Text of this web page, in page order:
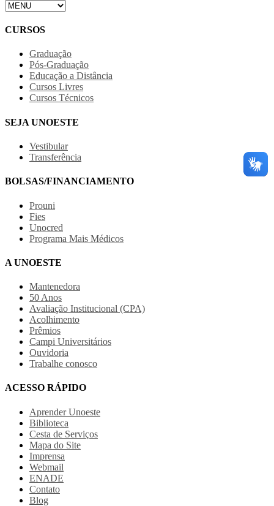
CURSOS
Graduação
Pós-Graduação
Educação a Distância
Cursos Livres
Cursos Técnicos
SEJA UNOESTE
Vestibular
Transferência
BOLSAS/FINANCIAMENTO
Prouni
Fies
Unocred
Programa Mais Médicos
A UNOESTE
Mantenedora
50 Anos
Avaliação Institucional (CPA)
Acolhimento
Prêmios
Campi Universitários
Ouvidoria
Trabalhe conosco
ACESSO RÁPIDO
Aprender Unoeste
Biblioteca
Cesta de Serviços
Mapa do Site
Imprensa
Webmail
ENADE
Contato
Blog